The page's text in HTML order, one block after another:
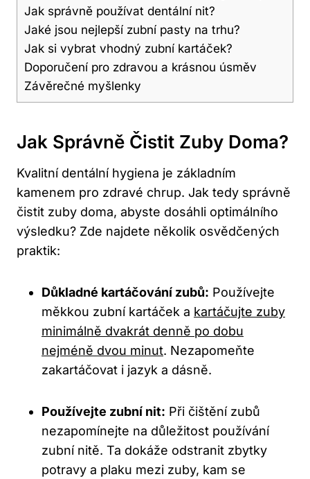
Jak správně používat dentální nit?
Jaké jsou nejlepší zubní pasty na trhu?
Jak si vybrat vhodný zubní kartáček?
Doporučení pro zdravou a krásnou úsměv
Závěrečné myšlenky
Jak Správně Čistit Zuby Doma?
Kvalitní dentální hygiena je základním
kamenem pro zdravé chrup. Jak tedy správně
čistit zuby doma, abyste dosáhli optimálního
výsledku? Zde najdete několik osvědčených
praktik:
Důkladné kartáčování zubů: Používejte
měkkou zubní kartáček a kartáčujte zuby
minimálně dvakrát denně po dobu
nejméně dvou minut. Nezapomeňte
zakartáčovat i jazyk a dásně.
Používejte zubní nit: Při čištění zubů
nezapomínejte na důležitost používání
zubní nitě. Ta dokáže odstranit zbytky
potravy a plaku mezi zuby, kam se